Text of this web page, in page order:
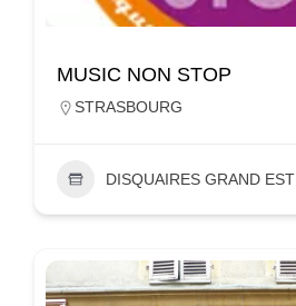
MUSIC NON STOP
STRASBOURG
DISQUAIRES GRAND EST